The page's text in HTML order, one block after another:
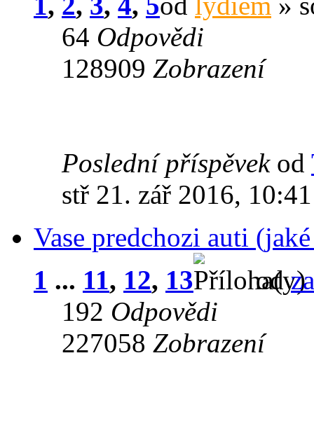
64 Odpovědi
128909 Zobrazení
Poslední příspěvek od
stř 21. zář 2016, 10:41
Vase predchozi auti
1 ... 11, 12, 13 od
192 Odpovědi
227058 Zobrazení